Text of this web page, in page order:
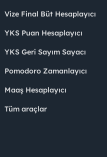
Vize Final Büt Hesaplayıcı
YKS Puan Hesaplayıcı
YKS Geri Sayım Sayacı
Pomodoro Zamanlayıcı
Maaş Hesaplayıcı
Tüm araçlar